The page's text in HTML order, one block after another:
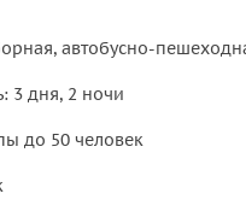
автобусно-
3 дня, 2 ночи
до 50 человек